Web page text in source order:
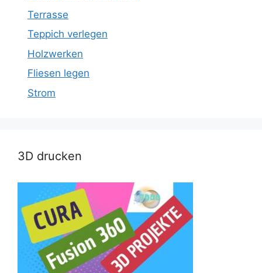
Terrasse
Teppich verlegen
Holzwerken
Fliesen legen
Strom
3D drucken